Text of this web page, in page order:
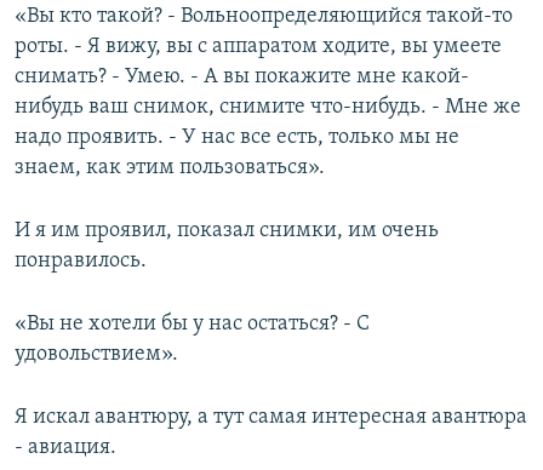
«Вы кто такой? - Вольноопределяющийся такой-то
роты. - Я вижу, вы с аппаратом ходите, вы умеете
снимать? - Умею. - А вы покажите мне какой-
нибудь ваш снимок, снимите что-нибудь. - Мне же
надо проявить. - У нас все есть, только мы не
знаем, как этим пользоваться».
И я им проявил, показал снимки, им очень
понравилось.
«Вы не хотели бы у нас остаться? - С
удовольствием».
Я искал авантюру, а тут самая интересная авантюра
- авиация.